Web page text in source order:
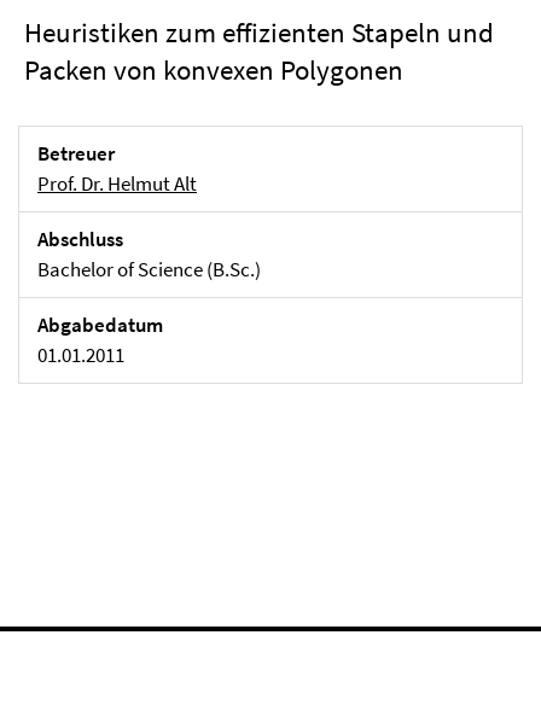
Heuristiken zum effizienten Stapeln und
Packen von konvexen Polygonen
Betreuer
Prof. Dr. Helmut Alt
Abschluss
Bachelor of Science (B.Sc.)
Abgabedatum
01.01.2011